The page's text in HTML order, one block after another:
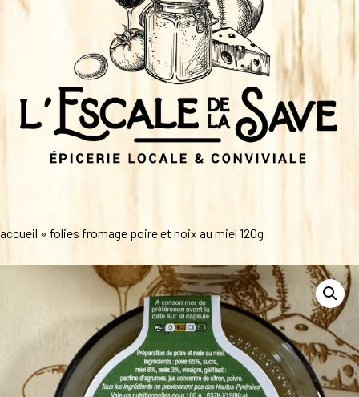
accueil » folies fromage poire et noix au miel 120g